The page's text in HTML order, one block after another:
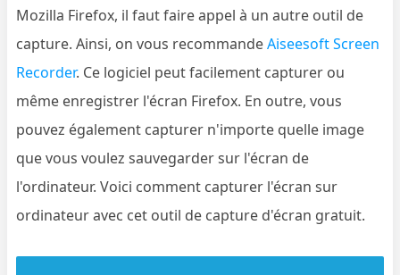
Mozilla Firefox, il faut faire appel à un autre outil de
capture. Ainsi, on vous recommandeAiseesoft Screen
Recorder. Ce logiciel peut facilement capturer ou
même enregistrer l'écran Firefox. En outre, vous
pouvez également capturer n'importe quelle image
que vous voulez sauvegarder sur l'écran de
l'ordinateur. Voici comment capturer l'écran sur
ordinateur avec cet outil de capture d'écran gratuit.